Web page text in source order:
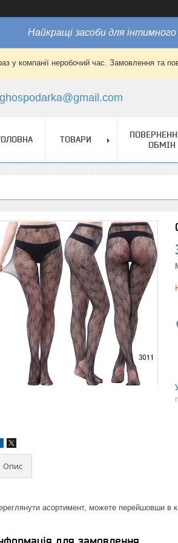
Найкращі засоби для
у компанії неробочий час. Замовлення та
ghospodarka@gmail.com
ТОВАРИ
ОБМІН
Опис
асортимент, можете перейшовши в